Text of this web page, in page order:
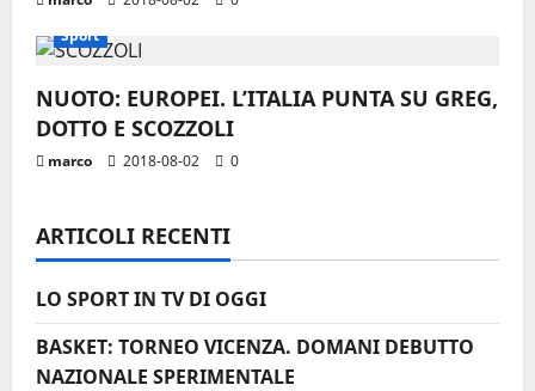
r
t
i
o
l
o
Sport
NUOTO: EUROPEI. L’ITALIA PUNTA SU GREG,
DOTTO E SCOZZOLI
marco 2018-08-02 0
ARTICOLI RECENTI
LO SPORT IN TV DI OGGI
BASKET: TORNEO VICENZA. DOMANI DEBUTTO
NAZIONALE SPERIMENTALE